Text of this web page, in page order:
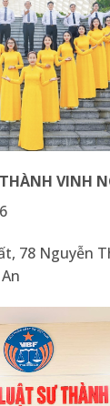
VINH
78 Nguyễn